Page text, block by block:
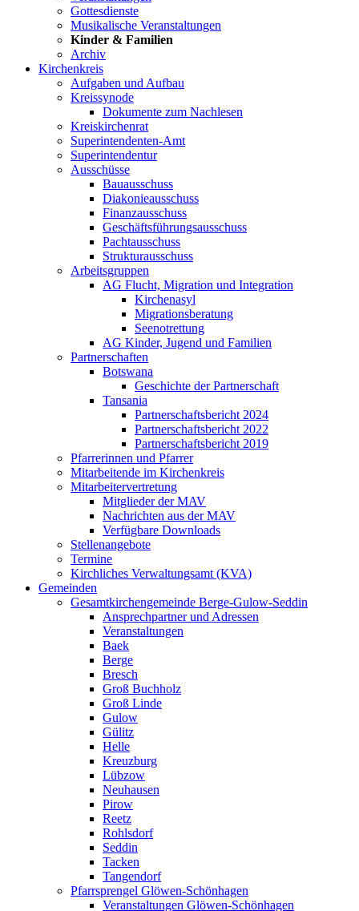
Gottesdienste
Musikalische Veranstaltungen
Kinder & Familien
Archiv
Kirchenkreis
Aufgaben und Aufbau
Kreissynode
Dokumente zum Nachlesen
Kreiskirchenrat
Superintendenten-Amt
Superintendentur
Ausschüsse
Bauausschuss
Diakonieausschuss
Finanzausschuss
Geschäftsführungsausschuss
Pachtausschuss
Strukturausschuss
Arbeitsgruppen
AG Flucht, Migration und Integration
Kirchenasyl
Migrationsberatung
Seenotrettung
AG Kinder, Jugend und Familien
Partnerschaften
Botswana
Geschichte der Partnerschaft
Tansania
Partnerschaftsbericht 2024
Partnerschaftsbericht 2022
Partnerschaftsbericht 2019
Pfarrerinnen und Pfarrer
Mitarbeitende im Kirchenkreis
Mitarbeitervertretung
Mitglieder der MAV
Nachrichten aus der MAV
Verfügbare Downloads
Stellenangebote
Termine
Kirchliches Verwaltungsamt (KVA)
Gemeinden
Gesamtkirchengemeinde Berge-Gulow-Seddin
Ansprechpartner und Adressen
Veranstaltungen
Baek
Berge
Bresch
Groß Buchholz
Groß Linde
Gulow
Gülitz
Helle
Kreuzburg
Lübzow
Neuhausen
Pirow
Reetz
Rohlsdorf
Seddin
Tacken
Tangendorf
Pfarrsprengel Glöwen-Schönhagen
Veranstaltungen Glöwen-Schönhagen